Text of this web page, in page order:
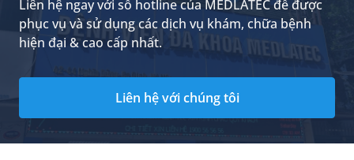
Liên hệ ngay với số hotline của MEDLATEC để được
phục vụ và sử dụng các dịch vụ khám, chữa bệnh
hiện đại & cao cấp nhất.
Liên hệ với chúng tôi